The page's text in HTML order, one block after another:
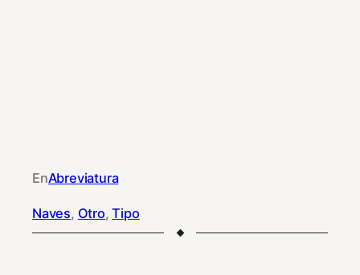
EnAbreviatura
Naves, Otro, Tipo